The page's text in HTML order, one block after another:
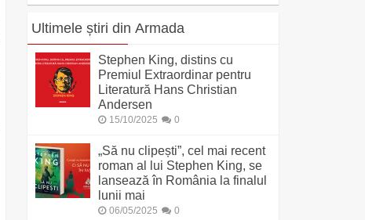
Ultimele știri din Armada
Stephen King, distins cu
Premiul Extraordinar pentru
Literatură Hans Christian
Andersen
15/10/2025 0
„Să nu clipești”, cel mai recent
roman al lui Stephen King, se
lansează în România la finalul
lunii mai
06/05/2025 0